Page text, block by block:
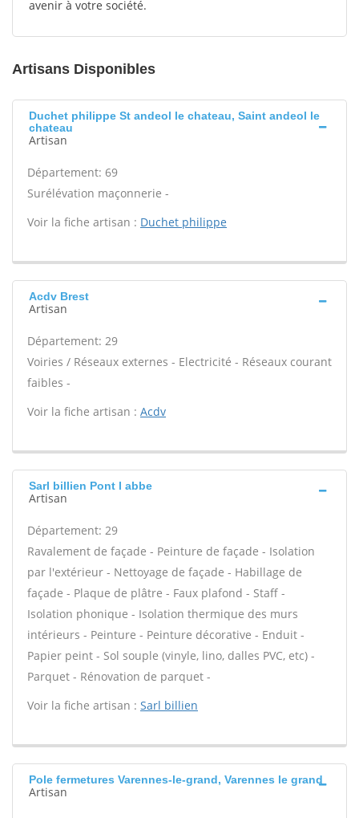
avenir à votre société.
Artisans Disponibles
Duchet philippe St andeol le chateau, Saint andeol le
chateau
Artisan
Département: 69
Surélévation maçonnerie -
Voir la fiche artisan : Duchet philippe
Acdv Brest
Artisan
Département: 29
Voiries / Réseaux externes - Electricité - Réseaux courant
faibles -
Voir la fiche artisan : Acdv
Sarl billien Pont l abbe
Artisan
Département: 29
Ravalement de façade - Peinture de façade - Isolation
par l'extérieur - Nettoyage de façade - Habillage de
façade - Plaque de plâtre - Faux plafond - Staff -
Isolation phonique - Isolation thermique des murs
intérieurs - Peinture - Peinture décorative - Enduit -
Papier peint - Sol souple (vinyle, lino, dalles PVC, etc) -
Parquet - Rénovation de parquet -
Voir la fiche artisan : Sarl billien
Pole fermetures Varennes-le-grand, Varennes le grand
Artisan